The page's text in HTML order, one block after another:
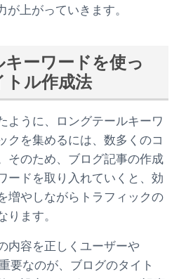
上がっていきます。
ーワードを使っ
ル作成法
ように、ロングテールキーワ
クを集めるには、数多くのコ
そのため、ブログ記事の作成
ードを取り入れていくと、効
増やしながらトラフィックの
ます。
内容を正しくユーザーや
要なのが、ブログのタイト